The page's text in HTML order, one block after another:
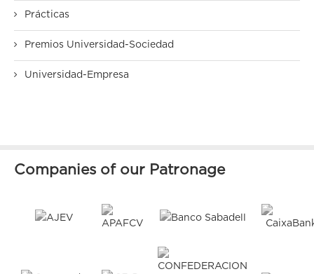
Prácticas
Premios Universidad-Sociedad
Universidad-Empresa
Companies of our Patronage